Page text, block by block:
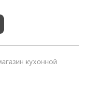
кухонной